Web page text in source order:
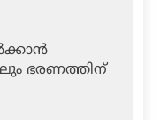
ഭരണത്തിന്